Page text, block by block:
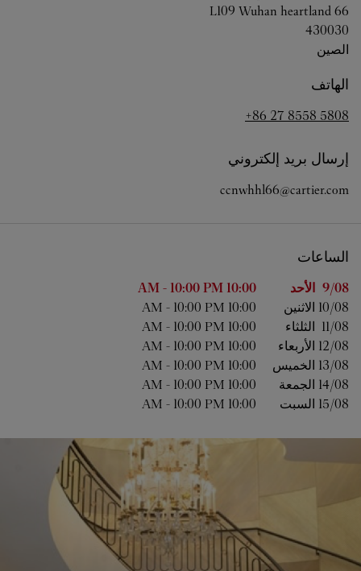
L109 Wuhan heartland 66
430030
الصين
الهاتف
+86 27 8558 5808
إرسال بريد إلكتروني
ccnwhhl66@cartier.com
الساعات
اليوم من الأسبوع الساعات 9/08 الأحد 10:00 AM
- 10:00 PM
10/08 الاثنين 10:00 AM
- 10:00 PM
11/08 الثلثاء 10:00 AM
- 10:00 PM
12/08 الأربعاء 10:00 AM
- 10:00 PM
13/08 الخميس 10:00 AM
- 10:00 PM
14/08 الجمعة 10:00 AM
- 10:00 PM
15/08 السبت 10:00 AM
- 10:00 PM